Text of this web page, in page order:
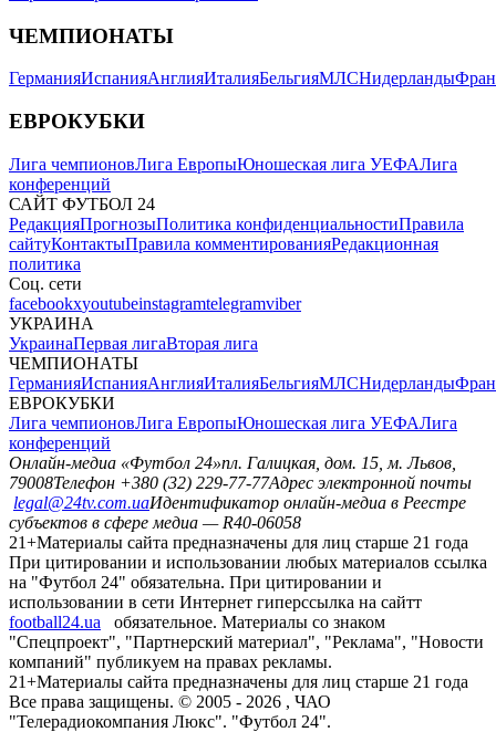
ЧЕМПИОНАТЫ
ГерманияИспанияАнглияИталияБельгияМЛСНидерланды
ЕВРОКУБКИ
Лига чемпионовЛига ЕвропыЮношеская лига УЕФАЛига
конференций
САЙТ ФУТБОЛ 24
РедакцияПрогнозыПолитика конфиденциальностиПравила
сайтуКонтактыПравила комментированияРедакционная
политика
Соц. сети
facebookxyoutubeinstagramtelegramviber
УКРАИНА
УкраинаПервая лигаВторая лига
ЧЕМПИОНАТЫ
ГерманияИспанияАнглияИталияБельгияМЛСНидерланды
ЕВРОКУБКИ
Лига чемпионовЛига ЕвропыЮношеская лига УЕФАЛига
конференций
Онлайн-медиа «Футбол 24»пл. Галицкая, дом. 15, м. Львов,
79008Телефон +380 (32) 229-77-77Адрес электронной почты
legal@24tv.com.uaИдентификатор онлайн-медиа в Реестре
субъектов в сфере медиа — R40-06058
21+Материалы сайта предназначены для лиц старше 21 года
При цитировании и использовании любых материалов ссылка
на "Футбол 24" обязательна. При цитировании и
использовании в сети Интернет гиперссылка на сайтт
football24.ua
обязательное. Материалы со знаком
"Спецпроект", "Партнерский материал", "Реклама", "Новости
компаний" публикуем на правах рекламы.
21+Материалы сайта предназначены для лиц старше 21 года
Все права защищены. © 2005 - 2026 , ЧАО
"Телерадиокомпания Люкс". "Футбол 24".